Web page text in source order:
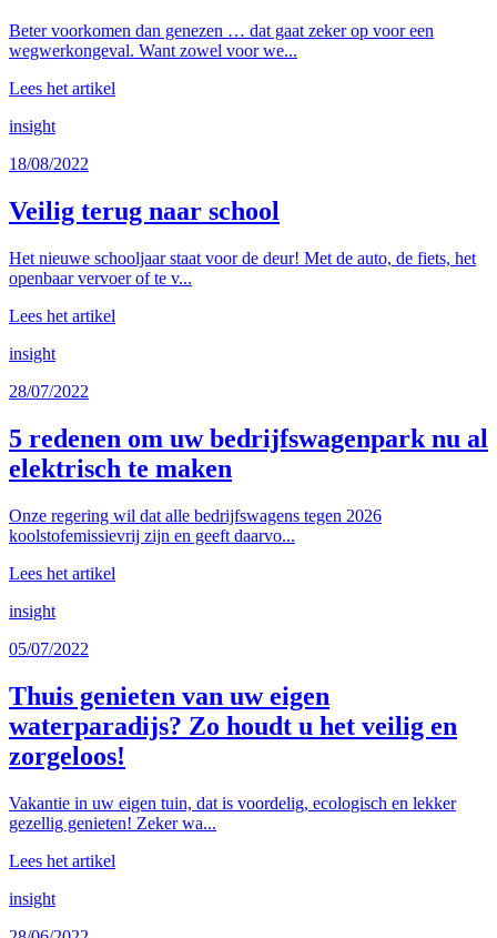
Beter voorkomen dan genezen … dat gaat zeker op voor een
wegwerkongeval. Want zowel voor we...
Lees het artikel
insight
18/08/2022
Veilig terug naar school
Het nieuwe schooljaar staat voor de deur! Met de auto, de fiets, het
openbaar vervoer of te v...
Lees het artikel
insight
28/07/2022
5 redenen om uw bedrijfswagenpark nu al
elektrisch te maken
Onze regering wil dat alle bedrijfswagens tegen 2026
koolstofemissievrij zijn en geeft daarvo...
Lees het artikel
insight
05/07/2022
Thuis genieten van uw eigen
waterparadijs? Zo houdt u het veilig en
zorgeloos!
Vakantie in uw eigen tuin, dat is voordelig, ecologisch en lekker
gezellig genieten! Zeker wa...
Lees het artikel
insight